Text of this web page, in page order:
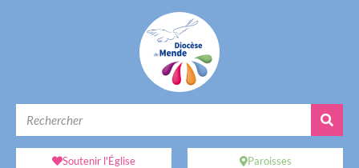
Soutenir l'Église Paroisses